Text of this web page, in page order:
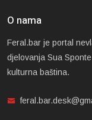
O nama
Feral.bar je portal
djelovanja Sua
kulturna baština.